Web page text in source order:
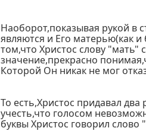
Наоборот,показывая рукой в
являются и Его матерью(как
том,что Христос слову "мать"
значение,прекрасно
Которой Он никак не мог
То есть,Христос придавал
учесть,что голосом
буквы Христос говорил слово